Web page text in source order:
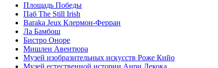
Площадь Победы
Паб The Still Irish
Baraka Jeux Клермон-Ферран
Ла Бамбош
Бистро Оноре
Мишлен Авентюра
Музей изобразительных искусств Роже Кийо
Музей естественной истории Анри Лекока